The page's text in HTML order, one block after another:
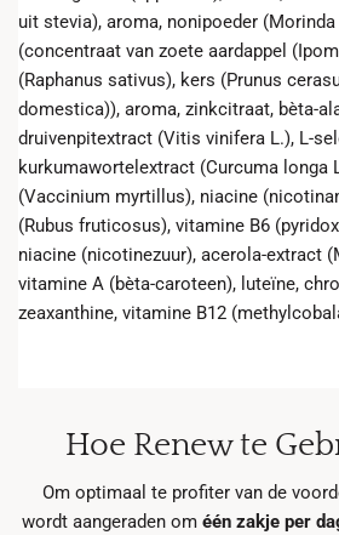
uit stevia), aroma, nonipoeder
(concentraat van zoete aardappel
(Raphanus sativus), kers (Prunus
domestica)), aroma, zinkcitraat, bèta-
druivenpitextract (Vitis vinifera L.), L-
kurkumawortelextract (Curcuma longa
(Vaccinium myrtillus), niacine
(Rubus fruticosus), vitamine B6
niacine (nicotinezuur), acerola-extract
vitamine A (bèta-caroteen), luteïne,
zeaxanthine, vitamine B12
Hoe Renew te
Om optimaal te profiter van de
wordt aangeraden om één zakje per